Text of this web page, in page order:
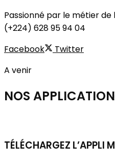
Passionné par le métier
(+224) 628 95 94 04
Facebook
Twitter
A venir
NOS
TÉLÉCHARGEZ L’APPLI